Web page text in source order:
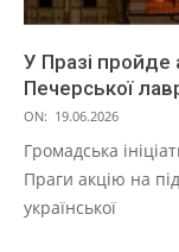
У Празі
Печерської
ON: 19.06.2026
Громадська
Праги акцію на
української